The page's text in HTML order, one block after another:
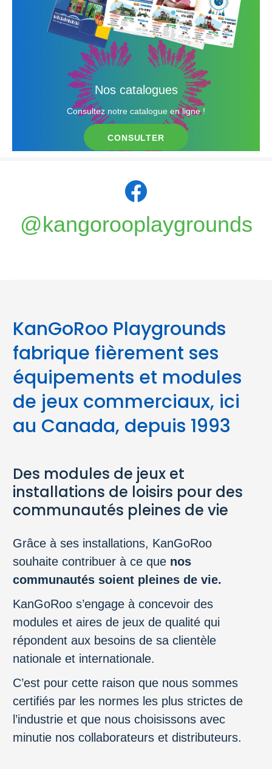
Nos catalogues
Consultez notre catalogue en ligne !
CONSULTER
@kangorooplaygrounds
KanGoRoo Playgrounds
fabrique fièrement ses
équipements et modules
de jeux commerciaux, ici
au Canada, depuis 1993
Des modules de jeux et
installations de loisirs pour des
communautés pleines de vie
Grâce à ses installations, KanGoRoo
souhaite contribuer à ce que nos
communautés soient pleines de vie.
KanGoRoo s’engage à concevoir des
modules et aires de jeux de qualité qui
répondent aux besoins de sa clientèle
nationale et internationale.
C’est pour cette raison que nous sommes
certifiés par les normes les plus strictes de
l’industrie et que nous choisissons avec
minutie nos collaborateurs et distributeurs.